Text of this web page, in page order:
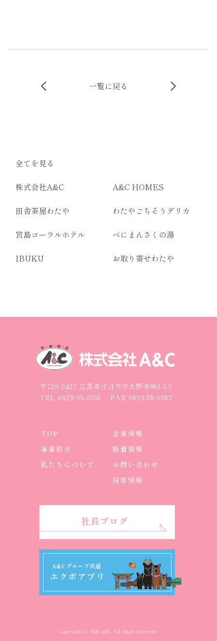
一覧に戻る
全てを見る
株式会社A&C A&C HOMES
田舎茶屋わたや わたやごちそうデリカ
宮島コーラルホテル べにまんさくの湯
IBUKU お取り寄せわたや
〒739-0437 広島県廿日市市大野中央3-3-5
TEL 0829-55-0355 FAX 0829-55-0382
TOP
事業紹介
私たちについて
企業情報
新着情報
お問い合わせ
採用情報
社長ブログ
Copyright (c) 2026 A&C All Right Reserved.